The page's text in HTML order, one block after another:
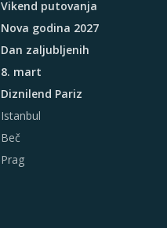
Vikend putovanja
Nova godina 2027
Dan zaljubljenih
8. mart
Diznilend Pariz
Istanbul
Beč
Prag